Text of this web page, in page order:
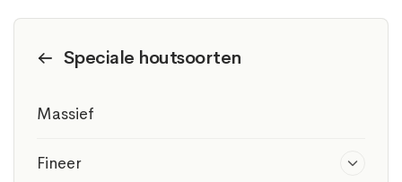
Speciale houtsoorten
Massief
Fineer